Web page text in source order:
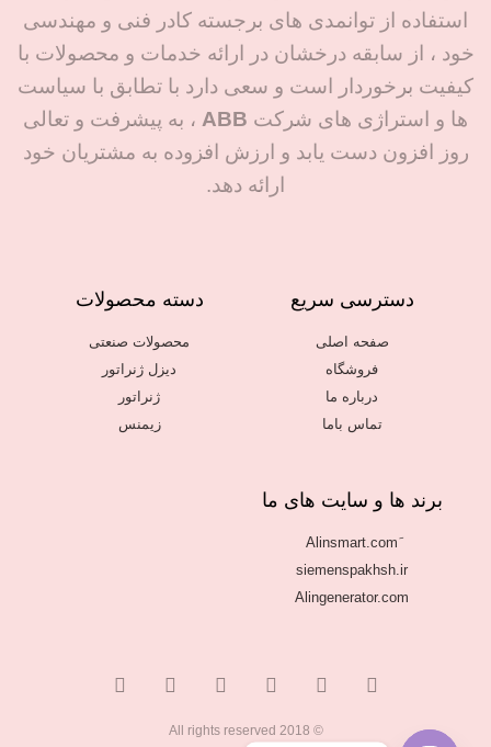
استفاده از توانمدی های برجسته کادر فنی و مهندسی
خود ، از سابقه درخشان در ارائه خدمات و محصولات با
کیفیت برخوردار است و سعی دارد با تطابق با سیاست
ها و استراژی های شرکت ABB ، به پیشرفت و تعالی
روز افزون دست یابد و ارزش افزوده به مشتریان خود
ارائه دهد.
دسترسی سریع
صفحه اصلی
فروشگاه
درباره ما
تماس باما
دسته محصولات
محصولات صنعتی
دیزل ژنراتور
ژنراتور
زیمنس
برند ها و سایت های ما
siemenspakhsh.ir
Alingenerator.com
© 2018 All rights reserved